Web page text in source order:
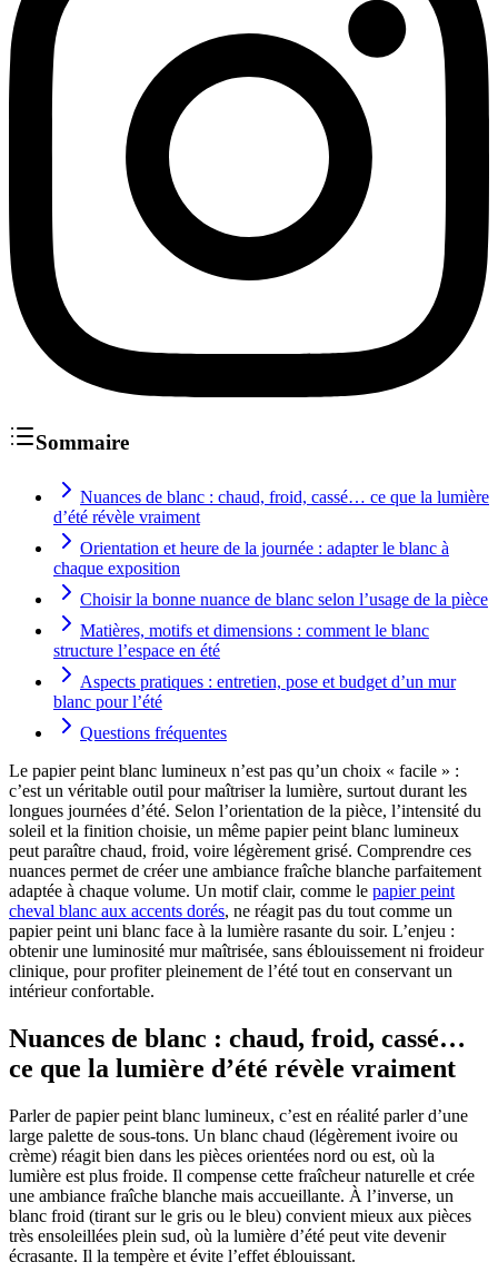
Sommaire
Nuances de blanc : chaud, froid, cassé… ce que la lumière
d’été révèle vraiment
Orientation et heure de la journée : adapter le blanc à
chaque exposition
Choisir la bonne nuance de blanc selon l’usage de la pièce
Matières, motifs et dimensions : comment le blanc
structure l’espace en été
Aspects pratiques : entretien, pose et budget d’un mur
blanc pour l’été
Questions fréquentes
Le papier peint blanc lumineux n’est pas qu’un choix « facile » :
c’est un véritable outil pour maîtriser la lumière, surtout durant les
longues journées d’été. Selon l’orientation de la pièce, l’intensité du
soleil et la finition choisie, un même papier peint blanc lumineux
peut paraître chaud, froid, voire légèrement grisé. Comprendre ces
nuances permet de créer une ambiance fraîche blanche parfaitement
adaptée à chaque volume. Un motif clair, comme le papier peint
cheval blanc aux accents dorés, ne réagit pas du tout comme un
papier peint uni blanc face à la lumière rasante du soir. L’enjeu :
obtenir une luminosité mur maîtrisée, sans éblouissement ni froideur
clinique, pour profiter pleinement de l’été tout en conservant un
intérieur confortable.
Nuances de blanc : chaud, froid, cassé…
ce que la lumière d’été révèle vraiment
Parler de papier peint blanc lumineux, c’est en réalité parler d’une
large palette de sous-tons. Un blanc chaud (légèrement ivoire ou
crème) réagit bien dans les pièces orientées nord ou est, où la
lumière est plus froide. Il compense cette fraîcheur naturelle et crée
une ambiance fraîche blanche mais accueillante. À l’inverse, un
blanc froid (tirant sur le gris ou le bleu) convient mieux aux pièces
très ensoleillées plein sud, où la lumière d’été peut vite devenir
écrasante. Il la tempère et évite l’effet éblouissant.